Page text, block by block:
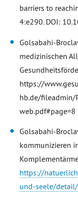
barriers to
4:e290. DOI:
Golsabahi-
medizinischen
https://
hb.de/
web.pdf#page=8
Golsabahi-
kommunizieren
https://
und-seele/